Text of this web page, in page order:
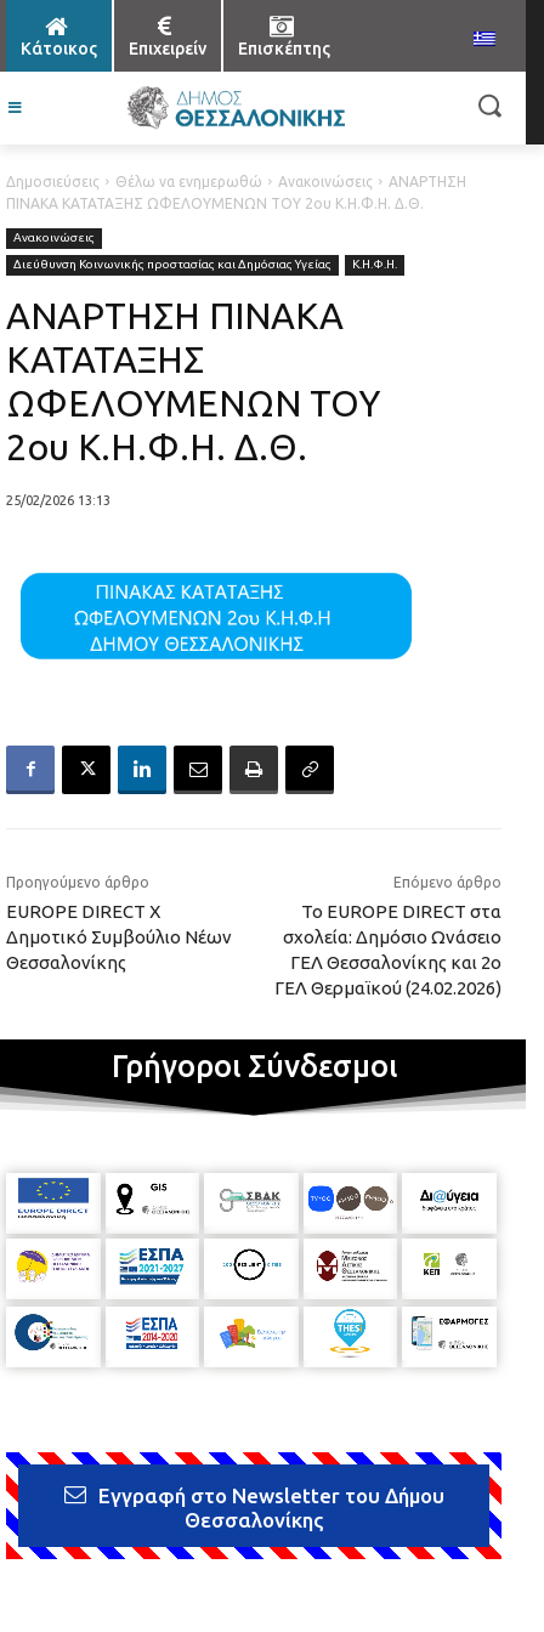
Κάτοικος Επιχειρείν Επισκέπτης
Δημοσιεύσεις Θέλω να ενημερωθώ Ανακοινώσεις
ΑΝΑΡΤΗΣΗ
ΠΙΝΑΚΑ ΚΑΤΑΤΑΞΗΣ ΩΦΕΛΟΥΜΕΝΩΝ ΤΟΥ 2ου Κ.Η.Φ.Η. Δ.Θ.
Ανακοινώσεις
Διεύθυνση Κοινωνικής προστασίας και Δημόσιας Υγείας
Κ.Η.Φ.Η.
ΑΝΑΡΤΗΣΗ ΠΙΝΑΚΑ
ΚΑΤΑΤΑΞΗΣ
ΩΦΕΛΟΥΜΕΝΩΝ ΤΟΥ
2ου Κ.Η.Φ.Η. Δ.Θ.
25/02/2026 13:13
Προηγούμενο άρθρο
EUROPE DIRECT X
Δημοτικό Συμβούλιο Νέων
Θεσσαλονίκης
Επόμενο άρθρο
To EUROPE DIRECT στα
σχολεία: Δημόσιο Ωνάσειο
ΓΕΛ Θεσσαλονίκης και 2ο
ΓΕΛ Θερμαϊκού (24.02.2026)
Γρήγοροι Σύνδεσμοι
Εγγραφή στο Newsletter του Δήμου
Θεσσαλονίκης